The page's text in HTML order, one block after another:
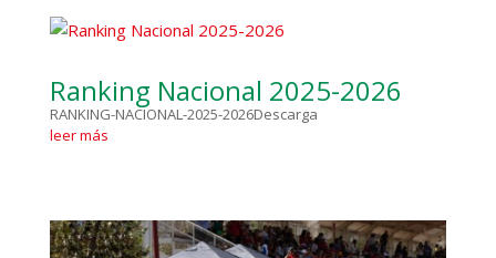
Ranking Nacional 2025-2026
RANKING-NACIONAL-2025-2026Descarga
leer más